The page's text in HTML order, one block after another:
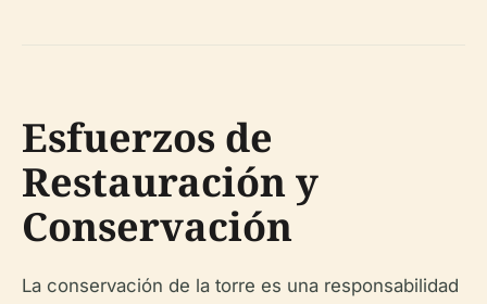
Esfuerzos de
Restauración y
Conservación
La conservación de la torre es una responsabilidad